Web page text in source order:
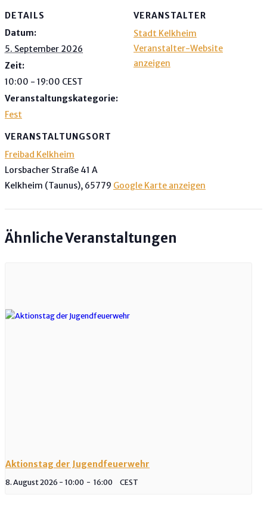
DETAILS
Datum:
5. September 2026
Zeit:
10:00 - 19:00 CEST
Veranstaltungskategorie:
Fest
VERANSTALTUNGSORT
Freibad Kelkheim
Lorsbacher Straße 41 A
Kelkheim (Taunus), 65779 Google Karte anzeigen
VERANSTALTER
Stadt Kelkheim
Veranstalter-Website
anzeigen
Ähnliche Veranstaltungen
Aktionstag der Jugendfeuerwehr
8. August 2026 - 10:00 - 16:00 CEST